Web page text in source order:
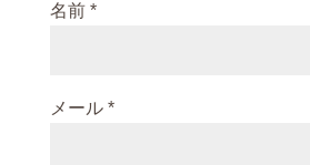
名前 *
メール *